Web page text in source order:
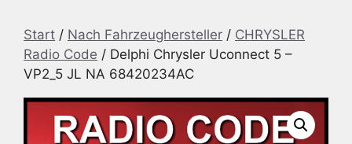
Start / Nach Fahrzeughersteller / CHRYSLER
Radio Code / Delphi Chrysler Uconnect 5 –
VP2_5 JL NA 68420234AC